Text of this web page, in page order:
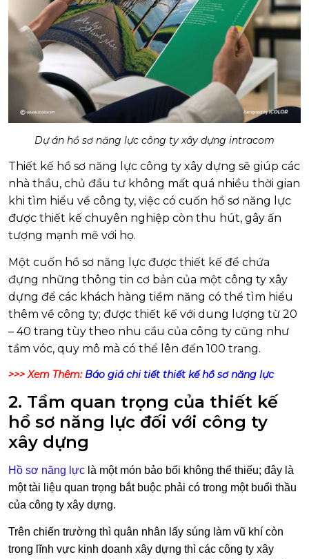
Dự án hồ sơ năng lực công ty xây dựng intracom
Thiết kế hồ sơ năng lực công ty xây dựng sẽ giúp các
nhà thầu, chủ đầu tư không mất quá nhiều thời gian
khi tìm hiểu về công ty, việc có cuốn hồ sơ năng lực
được thiết kế chuyên nghiệp còn thu hút, gây ấn
tượng mạnh mẽ với họ.
Một cuốn hồ sơ năng lực được thiết kế để chứa
đựng những thông tin cơ bản của một công ty xây
dựng để các khách hàng tiềm năng có thể tìm hiểu
thêm về công ty; được thiết kế với dung lượng từ 20
– 40 trang tùy theo nhu cầu của công ty cũng như
tầm vóc, quy mô mà có thể lên đến 100 trang.
>>> Xem Thêm: Báo giá chi tiết thiết kế hồ sơ năng lực
2. Tầm quan trọng của thiết kế
hồ sơ năng lực đối với công ty
xây dựng
Hồ sơ năng lực là một món bảo bối không thể thiếu; đây là
một tài liệu quan trọng bắt buộc phải có trong một buổi thầu
của công ty xây dựng.
Trên chiến trường thì quân nhân lấy súng làm vũ khí còn
trong lĩnh vực kinh doanh xây dựng thì các công ty xây